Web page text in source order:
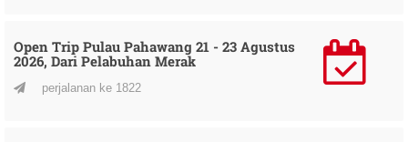
Open Trip Pulau Pahawang 21 - 23 Agustus
2026, Dari Pelabuhan Merak
perjalanan ke 1822